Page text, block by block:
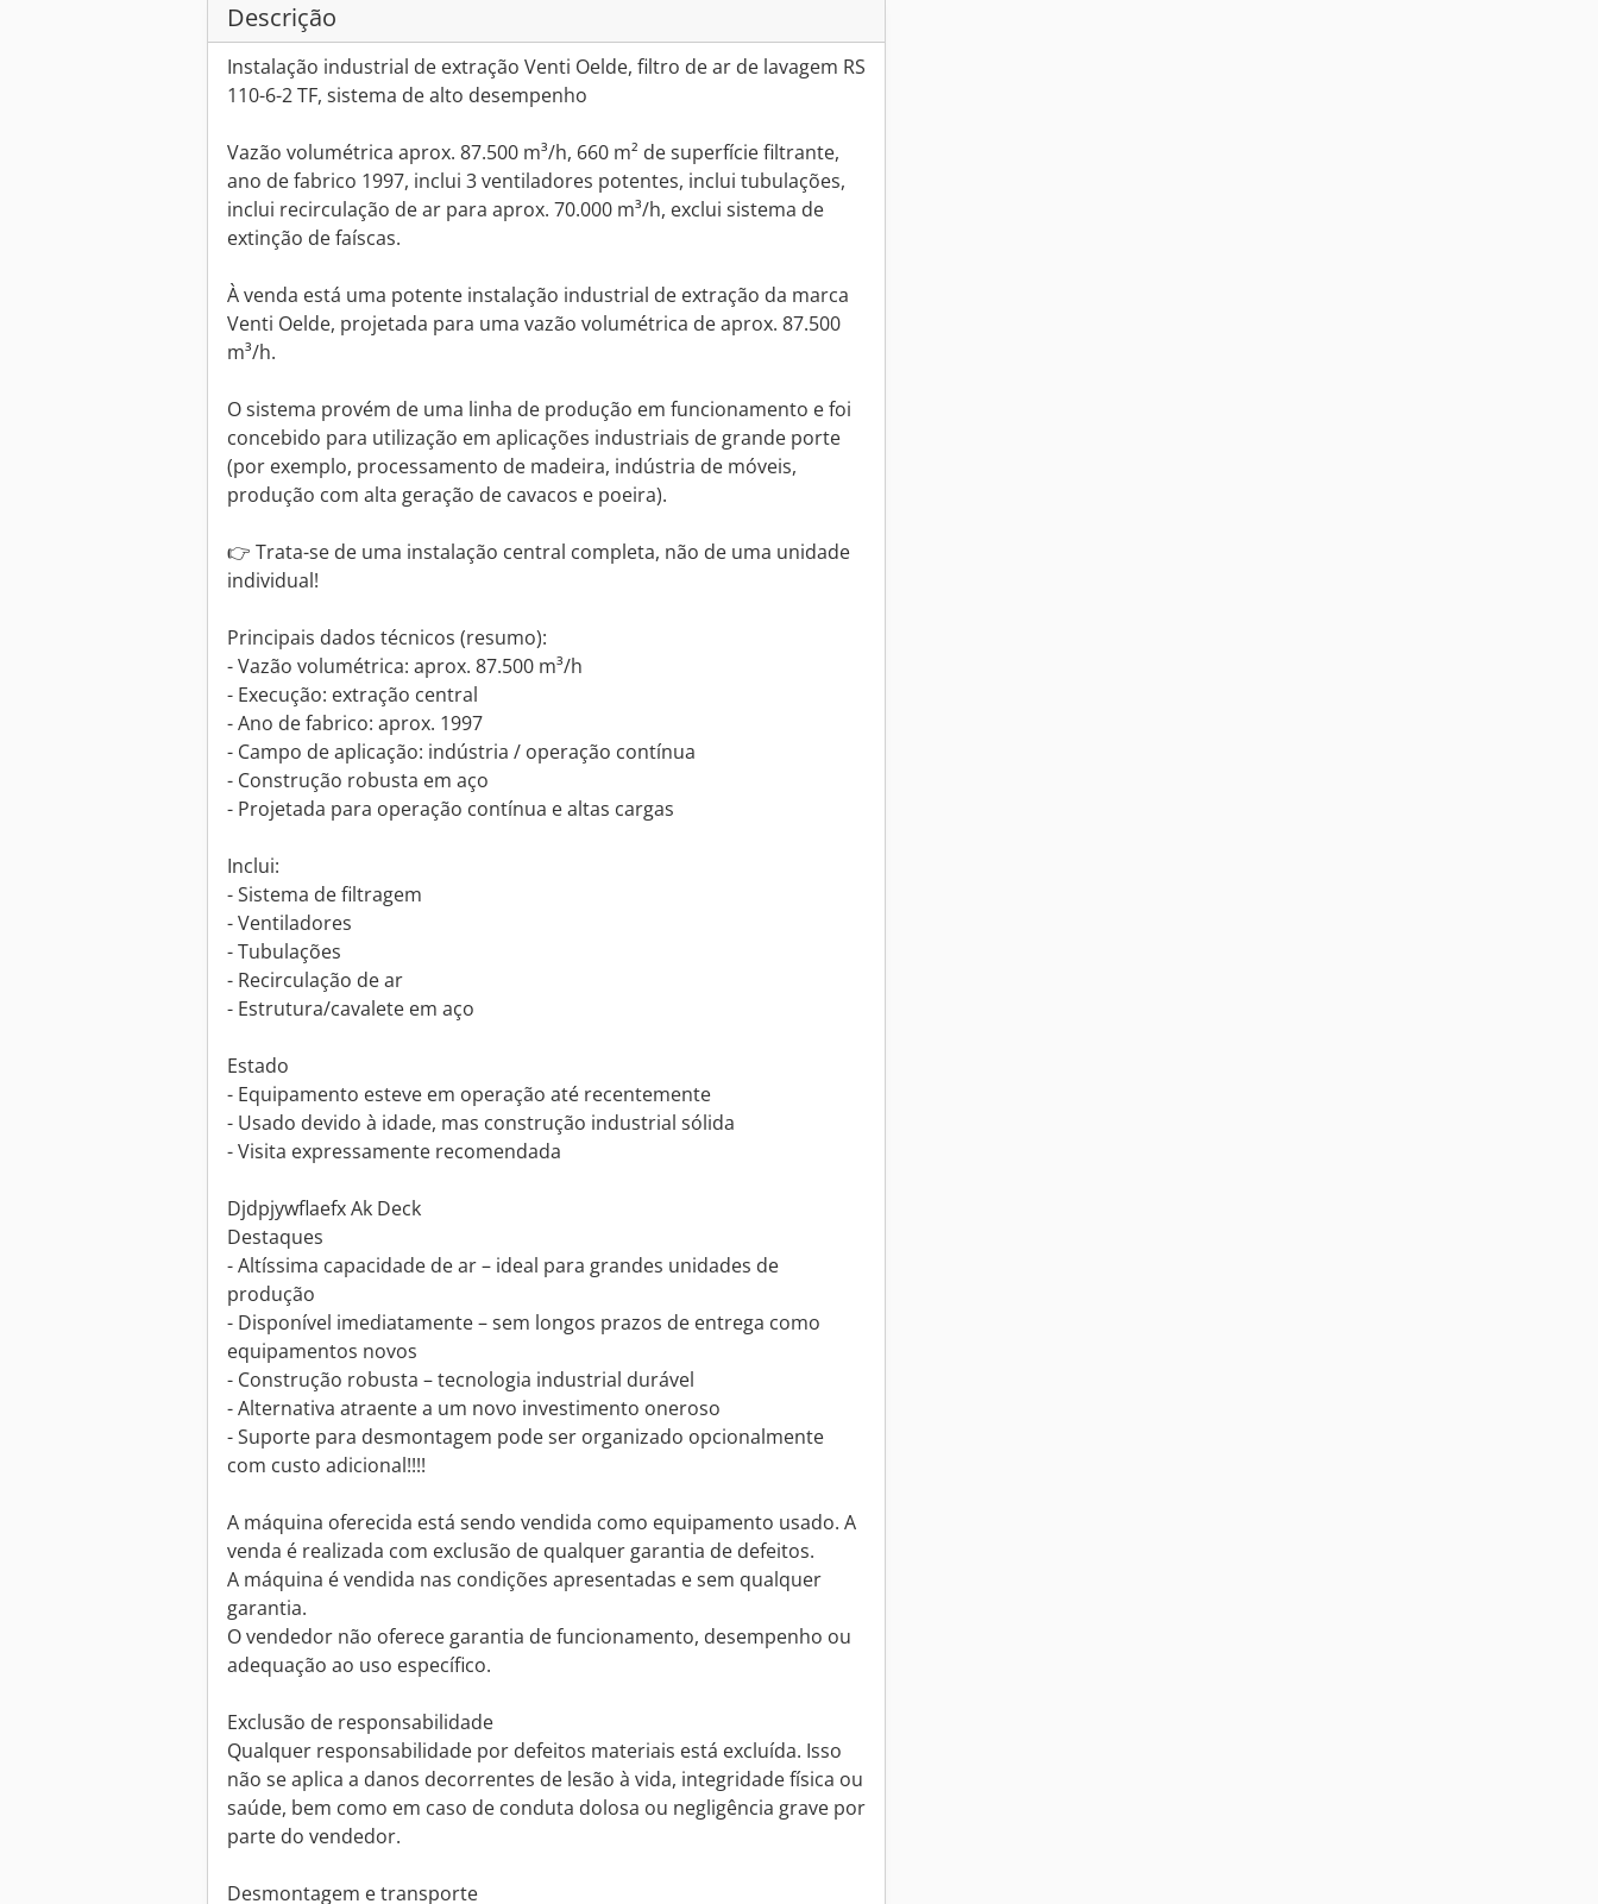
Descrição
Instalação industrial de extração Venti Oelde, filtro de ar de lavagem RS
110-6-2 TF, sistema de alto desempenho
Vazão volumétrica aprox. 87.500 m³/h, 660 m² de superfície filtrante,
ano de fabrico 1997, inclui 3 ventiladores potentes, inclui tubulações,
inclui recirculação de ar para aprox. 70.000 m³/h, exclui sistema de
extinção de faíscas.
À venda está uma potente instalação industrial de extração da marca
Venti Oelde, projetada para uma vazão volumétrica de aprox. 87.500
m³/h.
O sistema provém de uma linha de produção em funcionamento e foi
concebido para utilização em aplicações industriais de grande porte
(por exemplo, processamento de madeira, indústria de móveis,
produção com alta geração de cavacos e poeira).
👉 Trata-se de uma instalação central completa, não de uma unidade
individual!
Principais dados técnicos (resumo):
- Vazão volumétrica: aprox. 87.500 m³/h
- Execução: extração central
- Ano de fabrico: aprox. 1997
- Campo de aplicação: indústria / operação contínua
- Construção robusta em aço
- Projetada para operação contínua e altas cargas
Inclui:
- Sistema de filtragem
- Ventiladores
- Tubulações
- Recirculação de ar
- Estrutura/cavalete em aço
Estado
- Equipamento esteve em operação até recentemente
- Usado devido à idade, mas construção industrial sólida
- Visita expressamente recomendada
Djdpjywflaefx Ak Deck
Destaques
- Altíssima capacidade de ar – ideal para grandes unidades de
produção
- Disponível imediatamente – sem longos prazos de entrega como
equipamentos novos
- Construção robusta – tecnologia industrial durável
- Alternativa atraente a um novo investimento oneroso
- Suporte para desmontagem pode ser organizado opcionalmente
com custo adicional!!!!
A máquina oferecida está sendo vendida como equipamento usado. A
venda é realizada com exclusão de qualquer garantia de defeitos.
A máquina é vendida nas condições apresentadas e sem qualquer
garantia.
O vendedor não oferece garantia de funcionamento, desempenho ou
adequação ao uso específico.
Exclusão de responsabilidade
Qualquer responsabilidade por defeitos materiais está excluída. Isso
não se aplica a danos decorrentes de lesão à vida, integridade física ou
saúde, bem como em caso de conduta dolosa ou negligência grave por
parte do vendedor.
Desmontagem e transporte